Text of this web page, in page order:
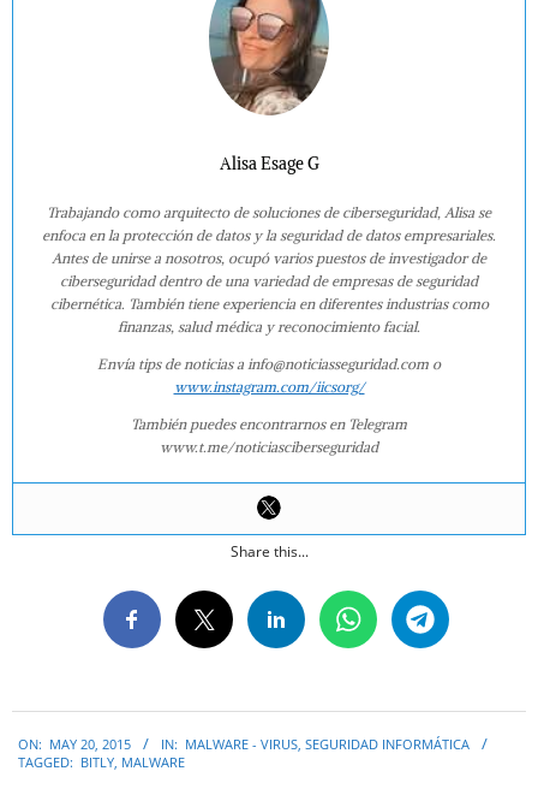
Alisa Esage G
Trabajando como arquitecto de soluciones de ciberseguridad, Alisa se
enfoca en la protección de datos y la seguridad de datos empresariales.
Antes de unirse a nosotros, ocupó varios puestos de investigador de
ciberseguridad dentro de una variedad de empresas de seguridad
cibernética. También tiene experiencia en diferentes industrias como
finanzas, salud médica y reconocimiento facial.
Envía tips de noticias a info@noticiasseguridad.com o
www.instagram.com/iicsorg/
También puedes encontrarnos en Telegram
www.t.me/noticiasciberseguridad
Share this...
05-
ON: MAY 20, 2015 IN: MALWARE - VIRUS, SEGURIDAD INFORMÁTICA
TAGGED: BITLY, MALWARE